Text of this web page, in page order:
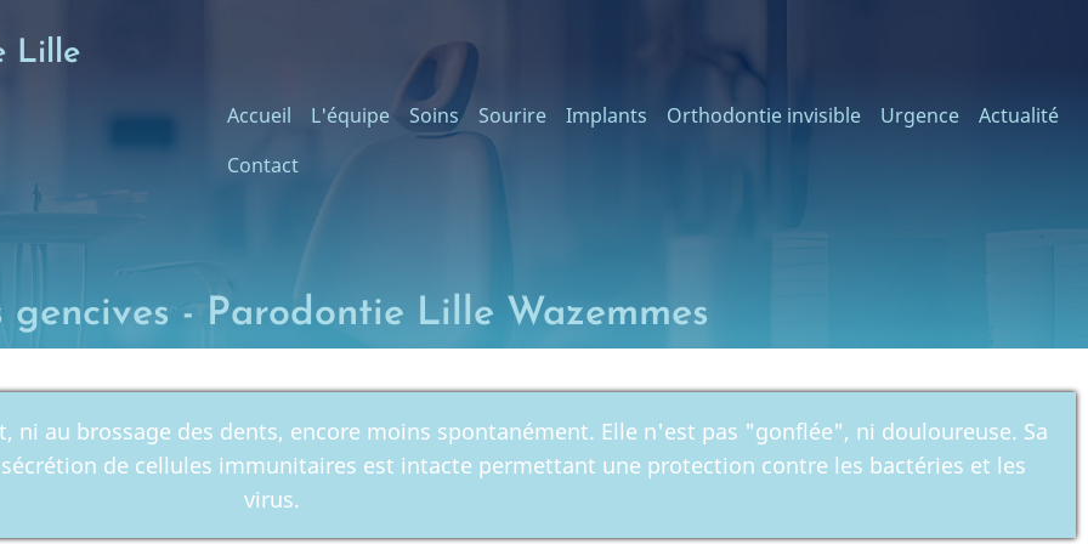
Lille
Main
navigation
Accueil L'équipe Soins Sourire Implants Orthodontie invisible Urgence
Actualité
Contact
gencives - Parodontie Lille Wazemmes
ni au brossage des dents, encore moins spontanément. Elle n'est pas "gonflée", ni douloureuse. Sa
de cellules immunitaires est intacte permettant une protection contre les bactéries et les
virus.